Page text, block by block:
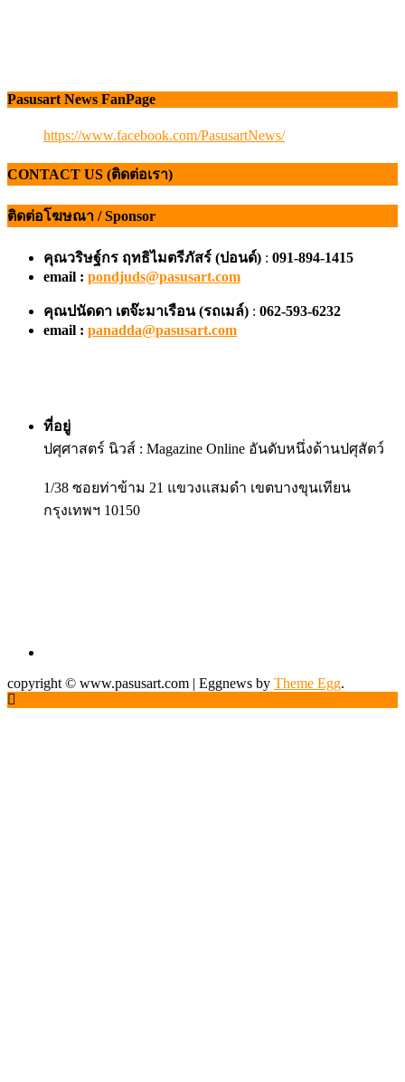
Pasusart News FanPage
https://www.facebook.com/PasusartNews/
CONTACT US (ติดต่อเรา)
ติดต่อโฆษณา / Sponsor
คุณวริษฐ์กร ฤทธิไมตรีภัสร์ (ปอนด์) : 091-894-1415
email : pondjuds@pasusart.com
คุณปนัดดา เตจ๊ะมาเรือน (รถเมล์) : 062-593-6232
email : panadda@pasusart.com
ที่อยู่
ปศุศาสตร์ นิวส์ : Magazine Online อันดับหนึ่งด้านปศุสัตว์
1/38 ซอยท่าข้าม 21 แขวงแสมดำ เขตบางขุนเทียน
กรุงเทพฯ 10150
copyright © www.pasusart.com | Eggnews by Theme Egg.